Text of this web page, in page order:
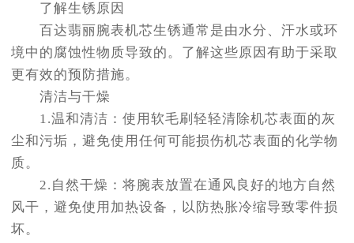
了解生锈原因
百达翡丽腕表机芯生锈通常是由水分、汗水或环
境中的腐蚀性物质导致的。了解这些原因有助于采取
更有效的预防措施。
清洁与干燥
1.温和清洁：使用软毛刷轻轻清除机芯表面的灰
尘和污垢，避免使用任何可能损伤机芯表面的化学物
质。
2.自然干燥：将腕表放置在通风良好的地方自然
风干，避免使用加热设备，以防热胀冷缩导致零件损
坏。